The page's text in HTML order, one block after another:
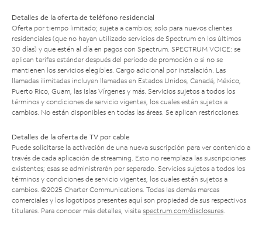
Detalles de la oferta de teléfono residencial
Oferta por tiempo limitado; sujeta a cambios; solo para nuevos clientes
residenciales (que no hayan utilizado servicios de Spectrum en los últimos
30 días) y que estén al día en pagos con Spectrum. SPECTRUM VOICE: se
aplican tarifas estándar después del período de promoción o si no se
mantienen los servicios elegibles. Cargo adicional por instalación. Las
llamadas ilimitadas incluyen llamadas en Estados Unidos, Canadá, México,
Puerto Rico, Guam, las Islas Vírgenes y más. Servicios sujetos a todos los
términos y condiciones de servicio vigentes, los cuales están sujetos a
cambios. No están disponibles en todas las áreas. Se aplican restricciones.
Detalles de la oferta de TV por cable
Puede solicitarse la activación de una nueva suscripción para ver contenido a
través de cada aplicación de streaming. Esto no reemplaza las suscripciones
existentes; esas se administrarán por separado. Servicios sujetos a todos los
términos y condiciones de servicio vigentes, los cuales están sujetos a
cambios. ©2025 Charter Communications. Todas las demás marcas
comerciales y los logotipos presentes aquí son propiedad de sus respectivos
titulares. Para conocer más detalles, visita spectrum.com/disclosures